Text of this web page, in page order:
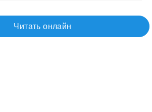
Читать онлайн